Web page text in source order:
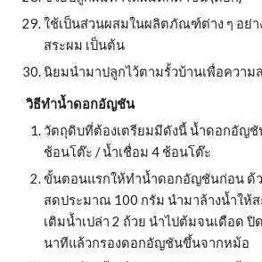
ใช้เป็นส่วนผสมในผลิตภัณฑ์ต่าง ๆ อย่า
สระผม เป็นต้น
นิยมนำมาปลูกไว้ตามรั้วบ้านเพื่อความ
วิธีทำน้ำดอกอัญชัน
วัตถุดิบที่ต้องเตรียมมีดังนี้ น้ำดอกอัญชั
ช้อนโต๊ะ / น้ำเชื่อม 4 ช้อนโต๊ะ
ขั้นตอนแรกให้ทำน้ำดอกอัญชันก่อน ด้
สดประมาณ 100 กรัม นำมาล้างน้ำให้
เติมน้ำเปล่า 2 ถ้วย นำไปต้มจนเดือด
นาทีแล้วกรองดอกอัญชันขึ้นจากหม้อ